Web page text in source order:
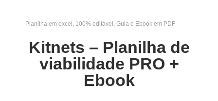
Planilha em excel, 100% editável, Guia e Ebook em PDF
Kitnets – Planilha de
viabilidade PRO +
Ebook